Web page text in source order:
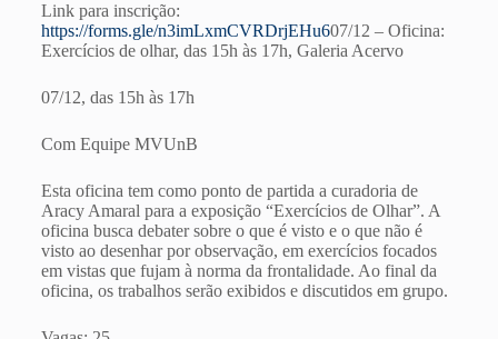
Link para inscrição:
https://forms.gle/n3imLxmCVRDrjEHu607/12 – Oficina:
Exercícios de olhar, das 15h às 17h, Galeria Acervo
07/12, das 15h às 17h
Com Equipe MVUnB
Esta oficina tem como ponto de partida a curadoria de
Aracy Amaral para a exposição “Exercícios de Olhar”. A
oficina busca debater sobre o que é visto e o que não é
visto ao desenhar por observação, em exercícios focados
em vistas que fujam à norma da frontalidade. Ao final da
oficina, os trabalhos serão exibidos e discutidos em grupo.